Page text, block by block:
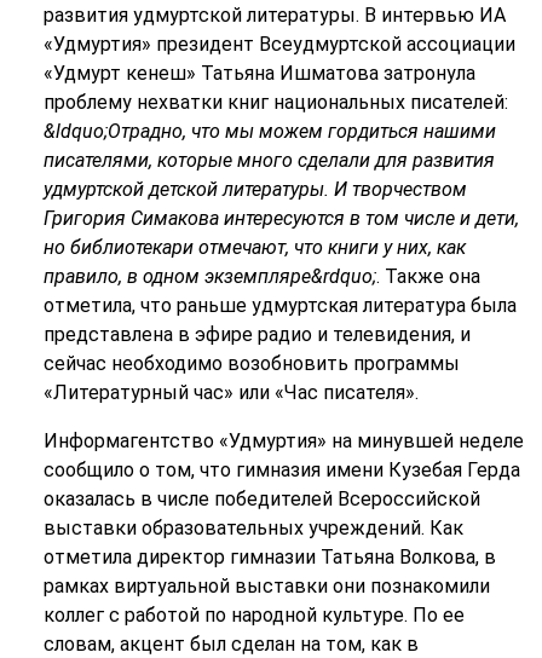
развития удмуртской литературы. В интервью ИА
«Удмуртия» президент Всеудмуртской ассоциации
«Удмурт кенеш» Татьяна Ишматова затронула
проблему нехватки книг национальных писателей:
&ldquo;Отрадно, что мы можем гордиться нашими
писателями, которые много сделали для развития
удмуртской детской литературы. И творчеством
Григория Симакова интересуются в том числе и дети,
но библиотекари отмечают, что книги у них, как
правило, в одном экземпляре&rdquo;. Также она
отметила, что раньше удмуртская литература была
представлена в эфире радио и телевидения, и
сейчас необходимо возобновить программы
«Литературный час» или «Час писателя».
Информагентство «Удмуртия» на минувшей неделе
сообщило о том, что гимназия имени Кузебая Герда
оказалась в числе победителей Всероссийской
выставки образовательных учреждений. Как
отметила директор гимназии Татьяна Волкова, в
рамках виртуальной выставки они познакомили
коллег с работой по народной культуре. По ее
словам, акцент был сделан на том, как в